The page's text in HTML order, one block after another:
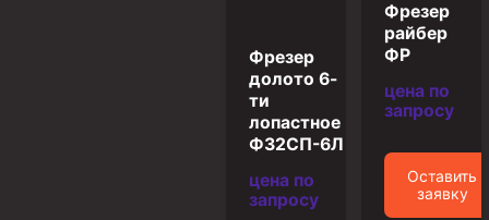
Противовыбросовое оборудование
Системы верхнего привода (СВП)
Фрезер
долото 6-
ти
лопастное
Ф32СП-6Л
цена по
запросу
Фрезер
райбер
ФР
цена по
запросу
Оставить
заявку